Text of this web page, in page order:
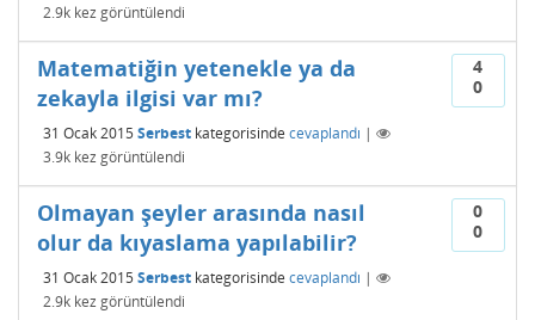
2.9k kez görüntülendi
4
0
Matematiğin yetenekle ya da
zekayla ilgisi var mı?
31 Ocak 2015 Serbest kategorisinde cevaplandı |
3.9k kez görüntülendi
0
0
Olmayan şeyler arasında nasıl
olur da kıyaslama yapılabilir?
31 Ocak 2015 Serbest kategorisinde cevaplandı |
2.9k kez görüntülendi